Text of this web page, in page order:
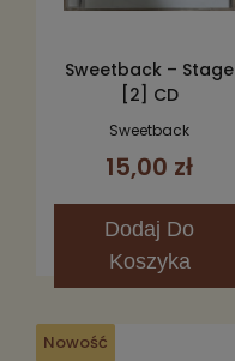
Sweetback – Stage
[2] CD
Sweetback
15,00 zł
Dodaj Do
Koszyka
Nowość